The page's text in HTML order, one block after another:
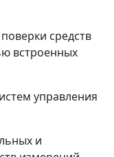
средств
встроенных
управления
и